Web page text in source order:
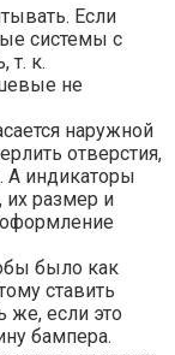
Если
системы с
т. к.
не
наружной
отверстия,
А индикаторы
их размер и
было как
ставить
же, если это
бампера.